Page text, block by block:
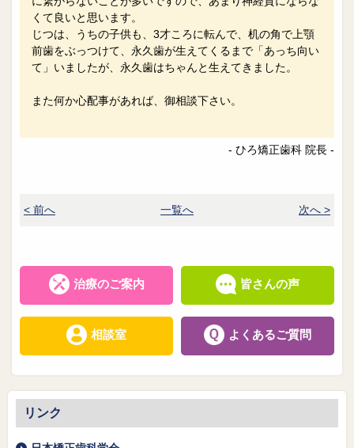
くて良いと思います。
じつは、うちの子供も、3才ころに転んで、机の角で上顎
前歯をぶっつけて、永久歯が生えてくるまで「あっち向い
て」いましたが、永久歯はちゃんと生えてきました。
また何か心配事があれば、御相談下さい。
- ひろ矯正歯科 院長 -
< 前へ 一覧へ 次へ >
治療のご案内 皆さんの声
相談室 よくあるご質問
リンク